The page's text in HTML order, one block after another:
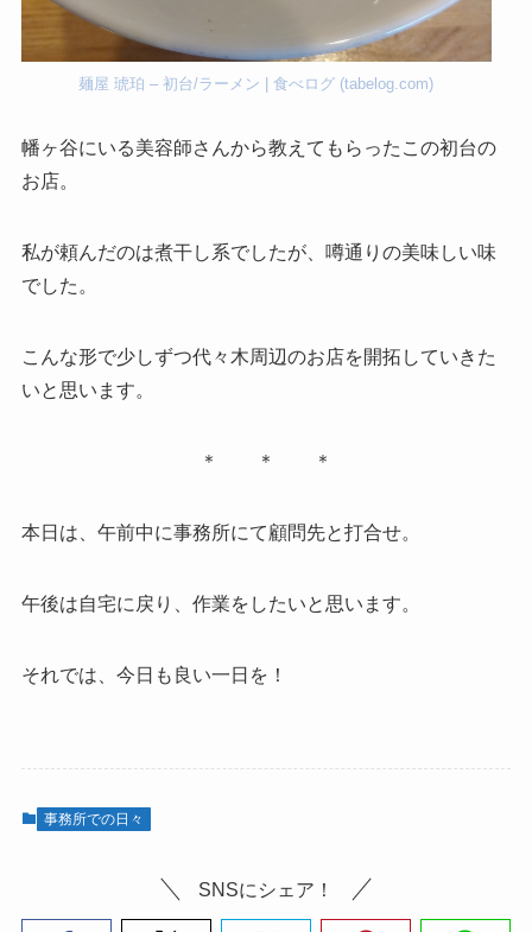
麺屋 琥珀 – 初台/ラーメン | 食べログ (tabelog.com)
幡ヶ谷にいる美容師さんから教えてもらったこの初台の
お店。
私が頼んだのは煮干し系でしたが、噂通りの美味しい味
でした。
こんな形で少しずつ代々木周辺のお店を開拓していきた
いと思います。
＊ ＊ ＊
本日は、午前中に事務所にて顧問先と打合せ。
午後は自宅に戻り、作業をしたいと思います。
それでは、今日も良い一日を！
事務所での日々
SNSにシェア！